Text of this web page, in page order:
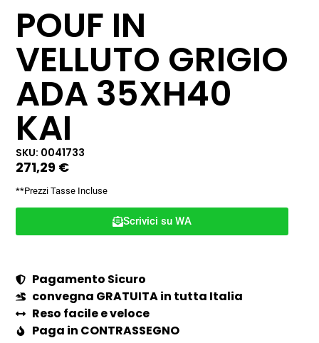
POUF IN
VELLUTO GRIGIO
ADA 35XH40
KAI
SKU: 0041733
271,29 €
**Prezzi Tasse Incluse
Scrivici su WA
Pagamento Sicuro
convegna GRATUITA in tutta Italia
Reso facile e veloce
Paga in CONTRASSEGNO